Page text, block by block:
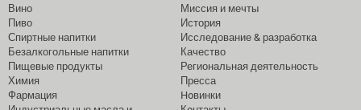
Вино
Пиво
Спиртные напитки
Безалкогольные напитки
Пищевые продукты
Химия
Фармация
Миссия и мечты
История
Исследование & разработка
Качество
Региональная деятельность
Пресса
Hoвинки